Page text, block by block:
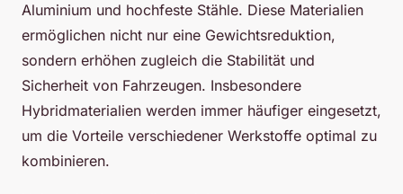
Aluminium und hochfeste Stähle. Diese Materialien
ermöglichen nicht nur eine Gewichtsreduktion,
sondern erhöhen zugleich die Stabilität und
Sicherheit von Fahrzeugen. Insbesondere
Hybridmaterialien werden immer häufiger eingesetzt,
um die Vorteile verschiedener Werkstoffe optimal zu
kombinieren.